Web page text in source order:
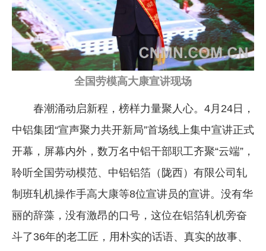
数字报
全国劳模高大康宣讲现场
春潮涌动启新程，榜样力量聚人心。4月24日，
中铝集团“宣声聚力共开新局”首场线上集中宣讲正式
开幕，屏幕内外，数万名中铝干部职工齐聚“云端”，
聆听全国劳动模范、中铝铝箔（陇西）有限公司轧
制班轧机操作手高大康等8位宣讲员的宣讲。没有华
丽的辞藻，没有激昂的口号，这位在铝箔轧机旁奋
斗了36年的老工匠，用朴实的话语、真实的故事、